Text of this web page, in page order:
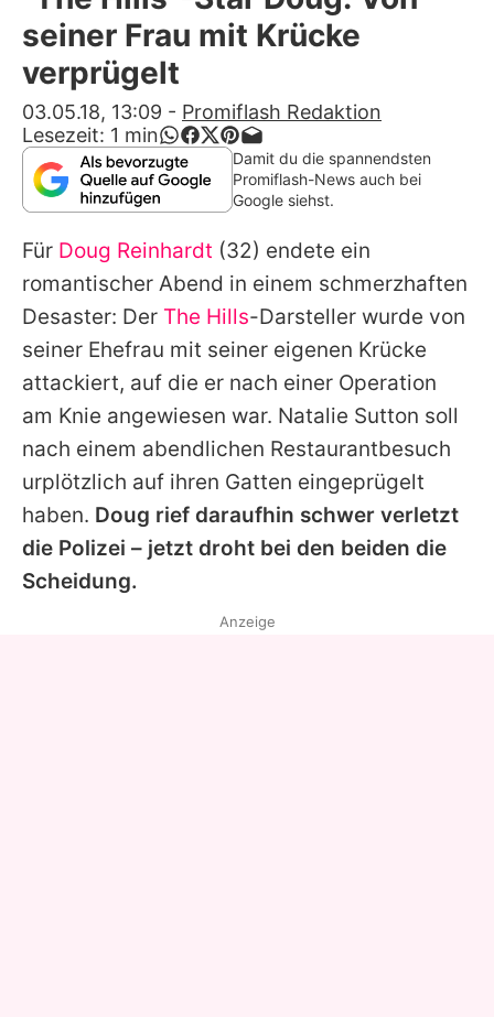
Alle Themen auf Promiflash
App runterladen
Team
Redaktionelle Richtlinien
Impressum
Datenschutzerklärung
Nutzungsbedingungen
Utiq verwalten
seiner Frau mit Krücke
verprügelt
03.05.18, 13:09 - Promiflash Redaktion
Lesezeit: 1 min
Damit du die spannendsten
Promiflash-News auch bei
Google siehst.
Für Doug Reinhardt (32) endete ein
romantischer Abend in einem schmerzhaften
Desaster: Der The Hills-Darsteller wurde von
seiner Ehefrau mit seiner eigenen Krücke
attackiert, auf die er nach einer Operation
am Knie angewiesen war. Natalie Sutton soll
nach einem abendlichen Restaurantbesuch
urplötzlich auf ihren Gatten eingeprügelt
haben. Doug rief daraufhin schwer verletzt
die Polizei – jetzt droht bei den beiden die
Scheidung.
Anzeige